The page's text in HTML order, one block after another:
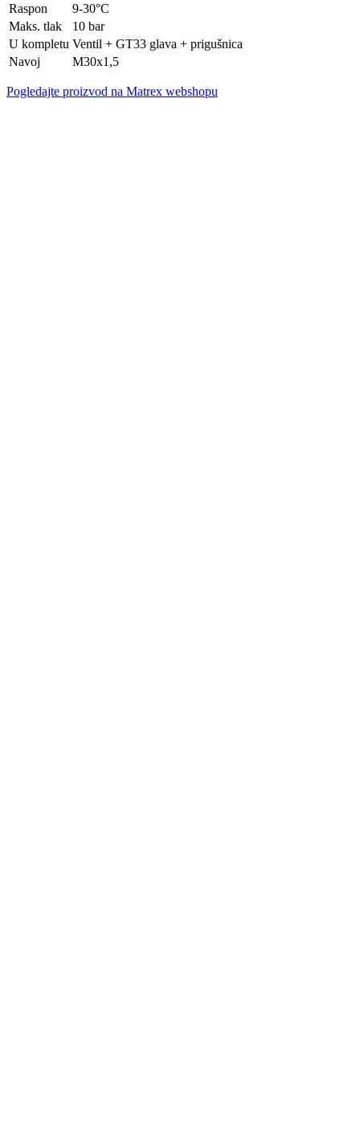
Raspon
9-30°C
Maks. tlak
10 bar
U kompletu Ventil + GT33 glava + prigušnica
Navoj
M30x1,5
Pogledajte proizvod na Matrex webshopu